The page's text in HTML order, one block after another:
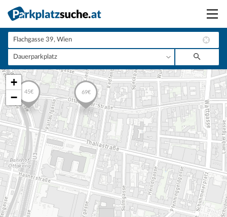
Suchen
Vermieten
Anmelden
+
−